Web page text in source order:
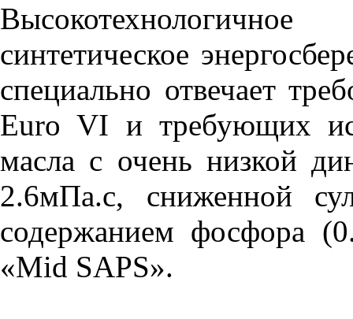
синтетическое
специально отвечает
Euro VI и требующих
масла с очень низкой
2.6мПа.с, сниженной
содержанием фосфора
«Mid SAPS».